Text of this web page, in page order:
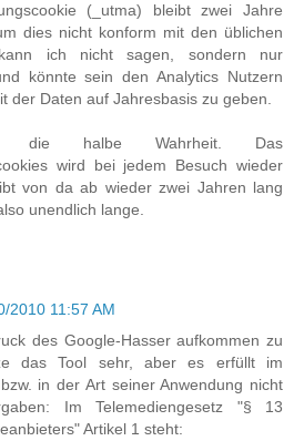
(_utma) bleibt zwei Jahre
dies nicht konform mit den üblichen
ich nicht sagen, sondern nur
könnte sein den Analytics Nutzern
der Daten auf Jahresbasis zu geben.
halbe Wahrheit. Das
wird bei jedem Besuch wieder
von da ab wieder zwei Jahren lang
unendlich lange.
2010 11:57 AM
des Google-Hasser aufkommen zu
das Tool sehr, aber es erfüllt im
in der Art seiner Anwendung nicht
Im Telemediengesetz "§ 13
Artikel 1 steht: